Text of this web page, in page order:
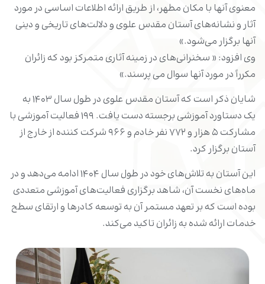
معنوی آنها با مکان مطهر، از طریق ارائه اطلاعات اساسی در مورد
آثار و نشانه‌های آستان مقدس علوی و دلالت‌های تاریخی و دینی
آنها برگزار می‌شود.»
وی افزود: « سخنرانی‌های در زمینه آثاری متمرکز بود که زائران
مکرراً در مورد آنها سوال می پرسند.»
شایان ذکر است که آستان مقدس علوی در طول سال ۱۴۰۳ به
یک دستاورد آموزشی برجسته دست یافت. ۱۹۹ فعالیت آموزشی با
مشارکت ۵ هزار و ۷۷۲ نفر خادم و ۹۶۶ شرکت کننده از خارج از
آستان برگزار کرد.
این آستان به تلاش‌های خود در طول سال ۱۴۰۴ ادامه می‌دهد و در
ماه‌های نخست آن، شاهد برگزاری فعالیت‌های آموزشی متعددی
بوده است که بر تعهد مستمر آن به توسعه کادرها و ارتقای سطح
خدمات ارائه شده به زائران تاکید می‌کند.